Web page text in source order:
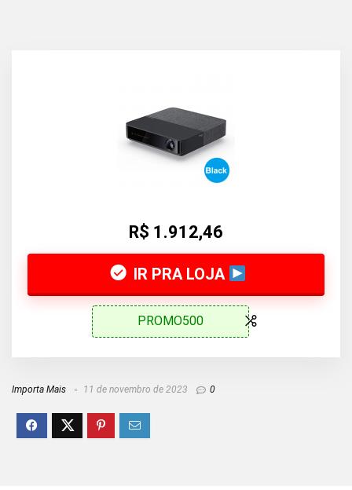
R$ 1.912,46
IR PRA LOJA
PROMO500
Importa Mais 11 de novembro de 2023 0